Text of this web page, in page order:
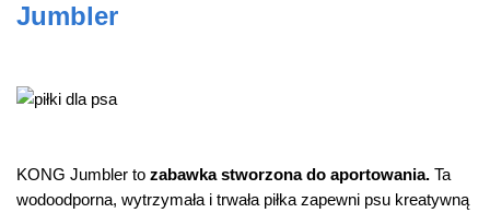
Jumbler
KONG Jumbler to zabawka stworzona do aportowania. Ta
wodoodporna, wytrzymała i trwała piłka zapewni psu kreatywną